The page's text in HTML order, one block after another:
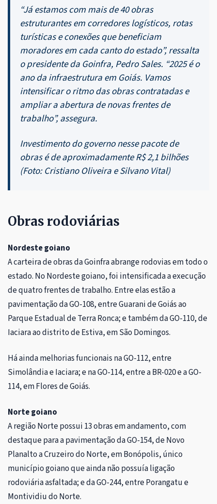
“Já estamos com mais de 40 obras
estruturantes em corredores logísticos, rotas
turísticas e conexões que beneficiam
moradores em cada canto do estado”, ressalta
o presidente da Goinfra, Pedro Sales. “2025 é o
ano da infraestrutura em Goiás. Vamos
intensificar o ritmo das obras contratadas e
ampliar a abertura de novas frentes de
trabalho”, assegura.
Investimento do governo nesse pacote de
obras é de aproximadamente R$ 2,1 bilhões
(Foto: Cristiano Oliveira e Silvano Vital)
Obras rodoviárias
Nordeste goiano
A carteira de obras da Goinfra abrange rodovias em todo o
estado. No Nordeste goiano, foi intensificada a execução
de quatro frentes de trabalho. Entre elas estão a
pavimentação da GO-108, entre Guarani de Goiás ao
Parque Estadual de Terra Ronca; e também da GO-110, de
Iaciara ao distrito de Estiva, em São Domingos.
Há ainda melhorias funcionais na GO-112, entre
Simolândia e Iaciara; e na GO-114, entre a BR-020 e a GO-
114, em Flores de Goiás.
Norte goiano
A região Norte possui 13 obras em andamento, com
destaque para a pavimentação da GO-154, de Novo
Planalto a Cruzeiro do Norte, em Bonópolis, único
município goiano que ainda não possuía ligação
rodoviária asfaltada; e da GO-244, entre Porangatu e
Montividiu do Norte.